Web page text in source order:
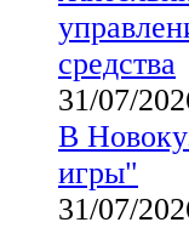
средства
31/07/
В
игры"
31/07/